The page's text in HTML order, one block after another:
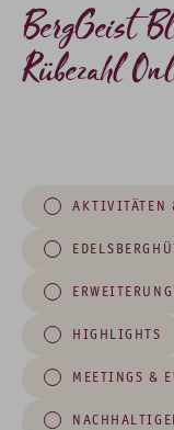
BergGeist
Rübezahl
AKTIVITÄTEN
HIGHLIGHTS
MEETINGS &